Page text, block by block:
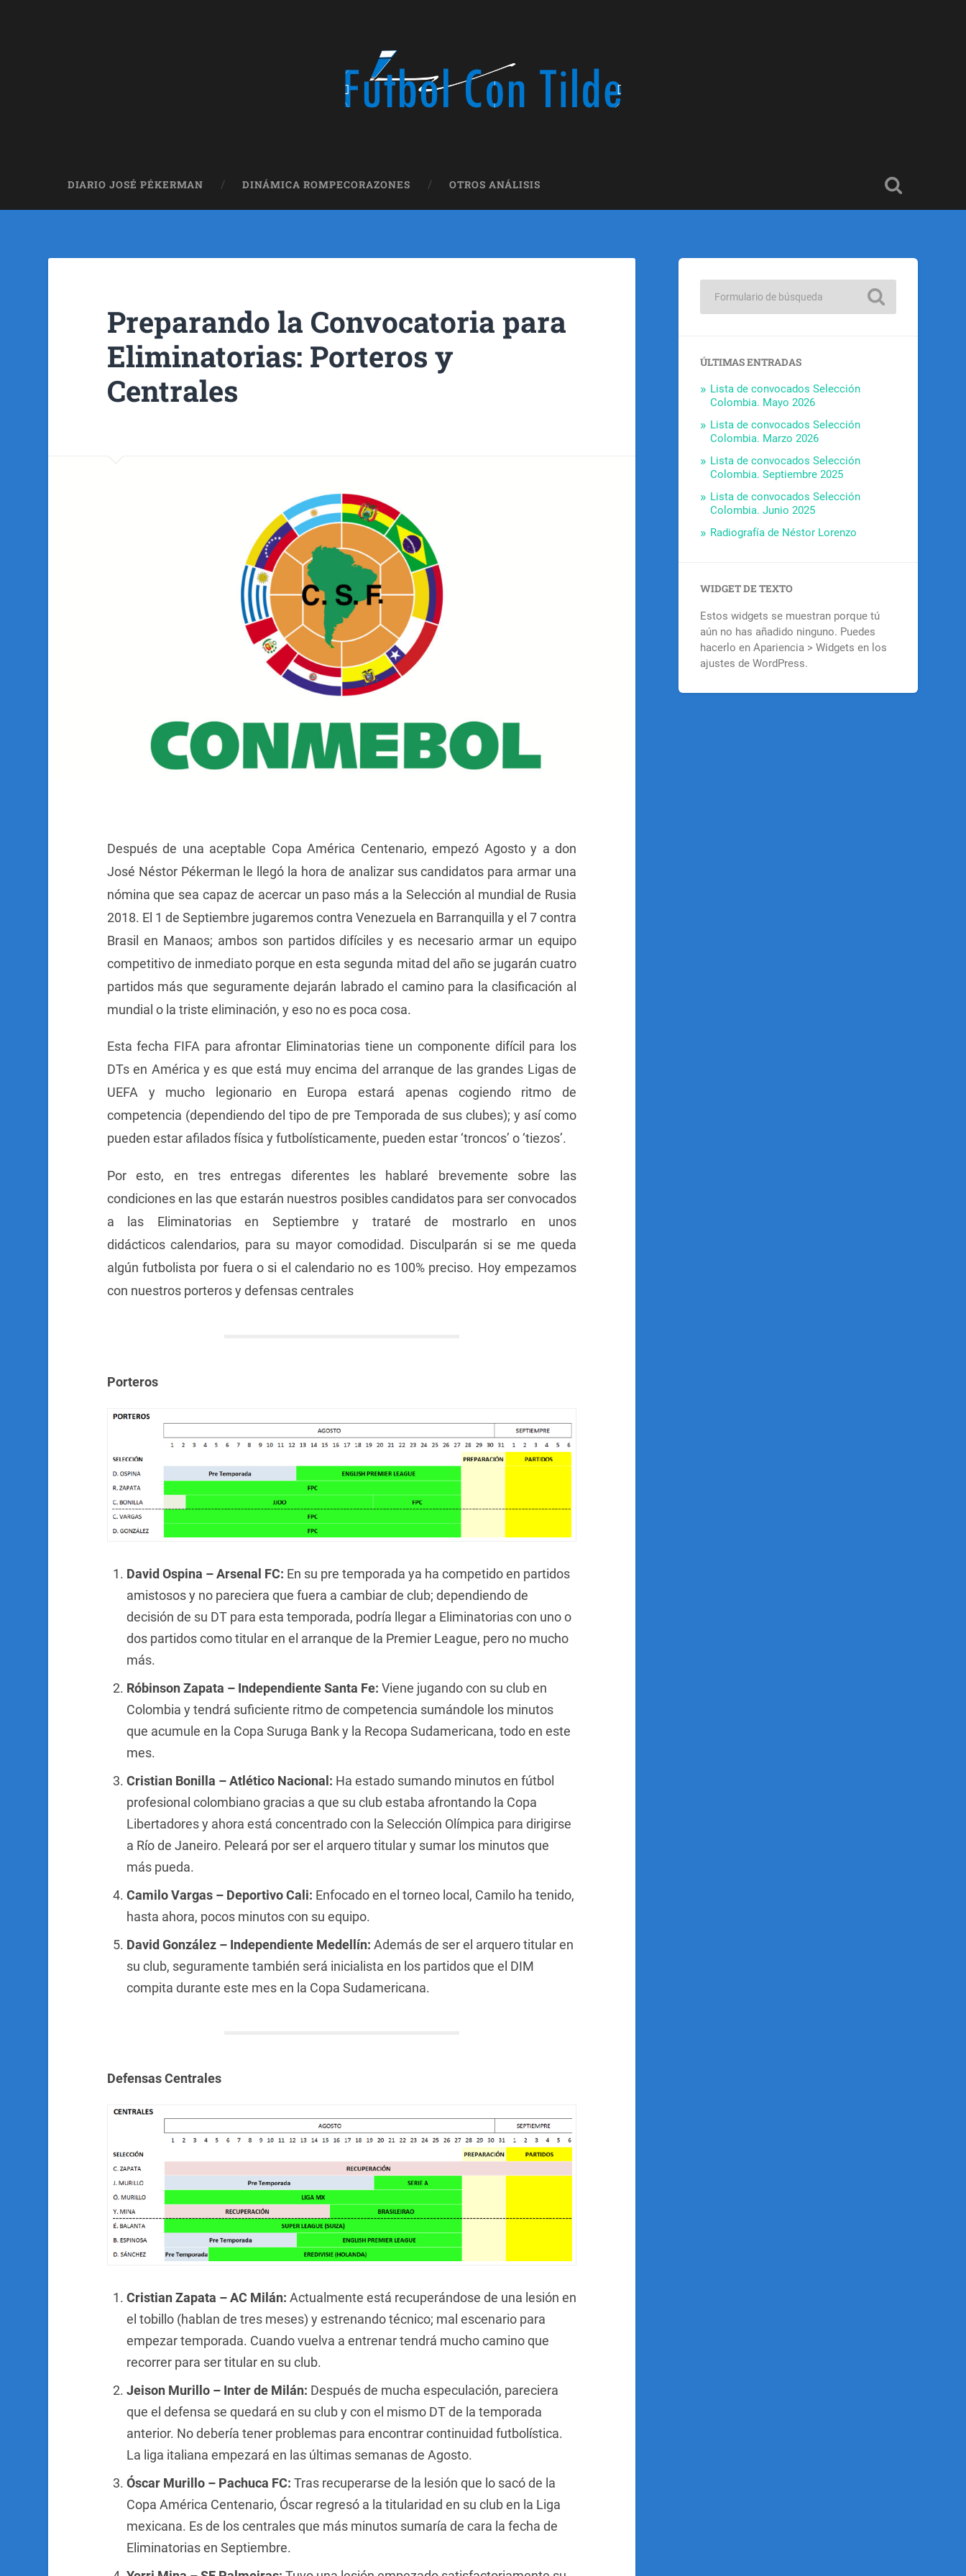
DIARIO JOSÉ PÉKERMAN DINÁMICA ROMPECORAZONES OTROS ANÁLISIS
Preparando la Convocatoria para
Eliminatorias: Porteros y
Centrales
Después de una aceptable Copa América Centenario, empezó Agosto y a don
José Néstor Pékerman le llegó la hora de analizar sus candidatos para armar una
nómina que sea capaz de acercar un paso más a la Selección al mundial de Rusia
2018. El 1 de Septiembre jugaremos contra Venezuela en Barranquilla y el 7 contra
Brasil en Manaos; ambos son partidos difíciles y es necesario armar un equipo
competitivo de inmediato porque en esta segunda mitad del año se jugarán cuatro
partidos más que seguramente dejarán labrado el camino para la clasificación al
mundial o la triste eliminación, y eso no es poca cosa.
Esta fecha FIFA para afrontar Eliminatorias tiene un componente difícil para los
DTs en América y es que está muy encima del arranque de las grandes Ligas de
UEFA y mucho legionario en Europa estará apenas cogiendo ritmo de
competencia (dependiendo del tipo de pre Temporada de sus clubes); y así como
pueden estar afilados física y futbolísticamente, pueden estar ‘troncos’ o ‘tiezos’.
Por esto, en tres entregas diferentes les hablaré brevemente sobre las
condiciones en las que estarán nuestros posibles candidatos para ser convocados
a las Eliminatorias en Septiembre y trataré de mostrarlo en unos
didácticos calendarios, para su mayor comodidad. Disculparán si se me queda
algún futbolista por fuera o si el calendario no es 100% preciso. Hoy empezamos
con nuestros porteros y defensas centrales
Porteros
David Ospina – Arsenal FC: En su pre temporada ya ha competido en partidos
amistosos y no pareciera que fuera a cambiar de club; dependiendo de
decisión de su DT para esta temporada, podría llegar a Eliminatorias con uno o
dos partidos como titular en el arranque de la Premier League, pero no mucho
más.
Róbinson Zapata – Independiente Santa Fe: Viene jugando con su club en
Colombia y tendrá suficiente ritmo de competencia sumándole los minutos
que acumule en la Copa Suruga Bank y la Recopa Sudamericana, todo en este
mes.
Cristian Bonilla – Atlético Nacional: Ha estado sumando minutos en fútbol
profesional colombiano gracias a que su club estaba afrontando la Copa
Libertadores y ahora está concentrado con la Selección Olímpica para dirigirse
a Río de Janeiro. Peleará por ser el arquero titular y sumar los minutos que
más pueda.
Camilo Vargas – Deportivo Cali: Enfocado en el torneo local, Camilo ha tenido,
hasta ahora, pocos minutos con su equipo.
David González – Independiente Medellín: Además de ser el arquero titular en
su club, seguramente también será inicialista en los partidos que el DIM
compita durante este mes en la Copa Sudamericana.
Defensas Centrales
Cristian Zapata – AC Milán: Actualmente está recuperándose de una lesión en
el tobillo (hablan de tres meses) y estrenando técnico; mal escenario para
empezar temporada. Cuando vuelva a entrenar tendrá mucho camino que
recorrer para ser titular en su club.
Jeison Murillo – Inter de Milán: Después de mucha especulación, pareciera
que el defensa se quedará en su club y con el mismo DT de la temporada
anterior. No debería tener problemas para encontrar continuidad futbolística.
La liga italiana empezará en las últimas semanas de Agosto.
Óscar Murillo – Pachuca FC: Tras recuperarse de la lesión que lo sacó de la
Copa América Centenario, Óscar regresó a la titularidad en su club en la Liga
mexicana. Es de los centrales que más minutos sumaría de cara la fecha de
Eliminatorias en Septiembre.
ÚLTIMAS ENTRADAS
Lista de convocados Selección
Colombia. Mayo 2026
Lista de convocados Selección
Colombia. Marzo 2026
Lista de convocados Selección
Colombia. Septiembre 2025
Lista de convocados Selección
Colombia. Junio 2025
Radiografía de Néstor Lorenzo
WIDGET DE TEXTO
Estos widgets se muestran porque tú
aún no has añadido ninguno. Puedes
hacerlo en Apariencia > Widgets en los
ajustes de WordPress.